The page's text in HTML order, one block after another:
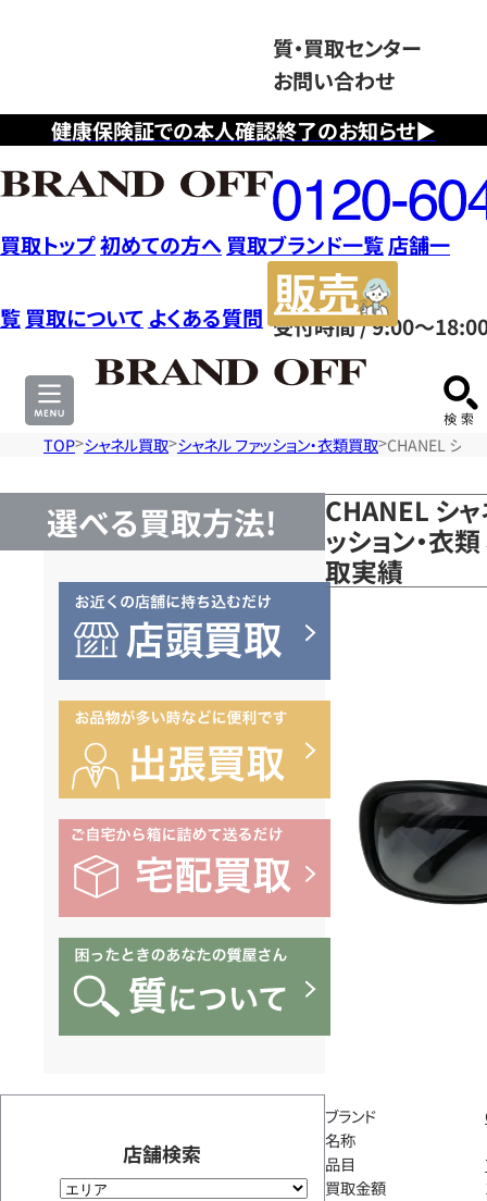
健康保険証での本人確認終了のお知らせ▶
質・買取センター
お問い合わせ
フ
リ
ー
ダ
イ
ヤ
ル
0120604117
受付時間 / 9:00～
買取トップ初めての方へ 買取ブランド一覧店舗一
覧 買取について よくある質問
サ
TOP シャネル買取 シャネル ファッション・衣類買取 CHANEL シャ
選べる買取方法!
店舗検索
CHANEL シ
ッション・衣
取実績
ブランド
名称
品目
買取金額